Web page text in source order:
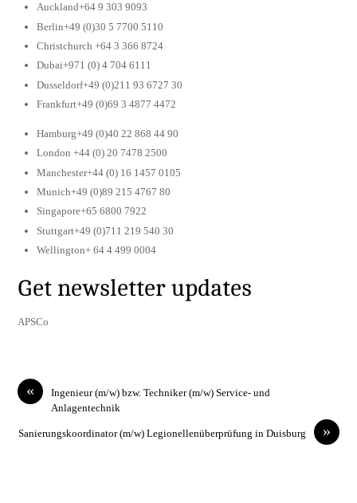
Auckland+64 9 303 9093
Berlin+49 (0)30 5 7700 5110
Christchurch +64 3 366 8724
Dubai+971 (0) 4 704 6111
Dusseldorf+49 (0)211 93 6727 30
Frankfurt+49 (0)69 3 4877 4472
Hamburg+49 (0)40 22 868 44 90
London +44 (0) 20 7478 2500
Manchester+44 (0) 16 1457 0105
Munich+49 (0)89 215 4767 80
Singapore+65 6800 7922
Stuttgart+49 (0)711 219 540 30
Wellington+ 64 4 499 0004
Get newsletter updates
APSCo
«
Ingenieur (m/w) bzw. Techniker (m/w) Service- und
Anlagentechnik
»
Sanierungskoordinator (m/w) Legionellenüberprüfung in Duisburg